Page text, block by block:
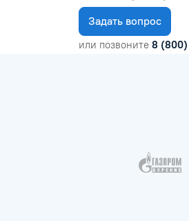
Задать вопрос
или позвоните 8 (800)